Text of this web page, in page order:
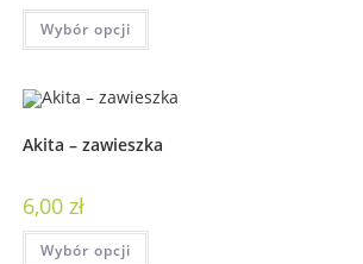
Wybór opcji
Akita – zawieszka
6,00 zł
Wybór opcji